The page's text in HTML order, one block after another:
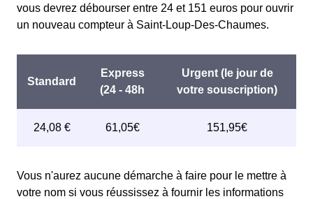
vous devrez débourser entre 24 et 151 euros pour ouvrir
un nouveau compteur à Saint-Loup-Des-Chaumes.
Vous n'aurez aucune démarche à faire pour le mettre à
votre nom si vous réussissez à fournir les informations